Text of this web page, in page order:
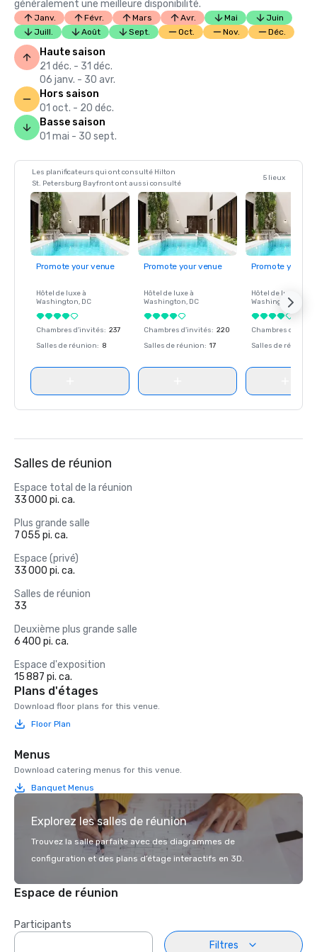
généralement une meilleure disponibilité.
Janv. Févr. Mars Avr. Mai
Juin
Juill.
Août Sept. Oct. Nov. Déc.
Haute saison
21 déc. - 31 déc.
06 janv. - 30 avr.
Hors saison
01 oct. - 20 déc.
Basse saison
01 mai - 30 sept.
Les planificateurs qui ont consulté Hilton
St. Petersburg Bayfront ont aussi consulté
5 lieux
Promote your venue
Hôtel de luxe à
Washington, DC
Chambres d'invités: 237
Salles de réunion: 8
Promote your venue
Hôtel de luxe à
Washington, DC
Chambres d'invités: 220
Salles de réunion: 17
Promote your
Hôtel de luxe à
Washington
Chambres
Salles de réunion
Salles de réunion
Espace total de la réunion
33 000 pi. ca.
Plus grande salle
7 055 pi. ca.
Espace (privé)
33 000 pi. ca.
Salles de réunion
33
Deuxième plus grande salle
6 400 pi. ca.
Espace d'exposition
15 887 pi. ca.
Plans d'étages
Download floor plans for this venue.
Floor Plan
Menus
Download catering menus for this venue.
Banquet Menus
Explorez les salles de réunion
Trouvez la salle parfaite avec des diagrammes de
configuration et des plans d’étage interactifs en 3D.
Espace de réunion
Participants
Filtres